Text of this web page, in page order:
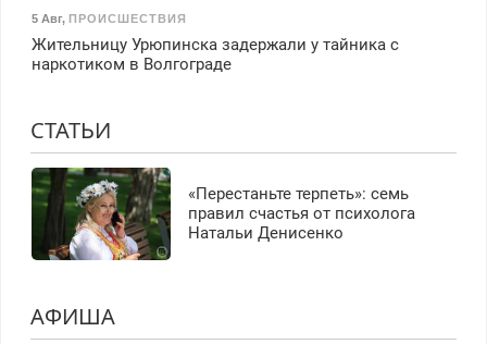
5 Авг, ПРОИСШЕСТВИЯ
Жительницу Урюпинска задержали у тайника с
наркотиком в Волгограде
СТАТЬИ
«Перестаньте терпеть»: семь
правил счастья от психолога
Натальи Денисенко
АФИША